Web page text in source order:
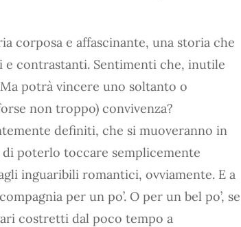
corposa e affascinante, una storia che
contrastanti. Sentimenti che, inutile
potrà vincere uno soltanto o
non troppo) convivenza?
definiti, che si muoveranno in
poterlo toccare semplicemente
inguaribili romantici, ovviamente. E a
per un po’. O per un bel po’, se
costretti dal poco tempo a